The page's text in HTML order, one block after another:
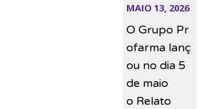
MAIO 13, 2026
O Grupo Pr
ofarma lanç
ou no dia 5
de maio
o Relato